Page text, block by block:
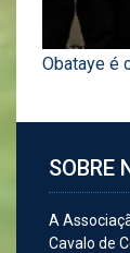
Obataye é
SOBRE
A
Cavalo de